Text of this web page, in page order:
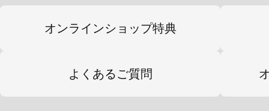
オンラインショップ特典
よくあるご質問